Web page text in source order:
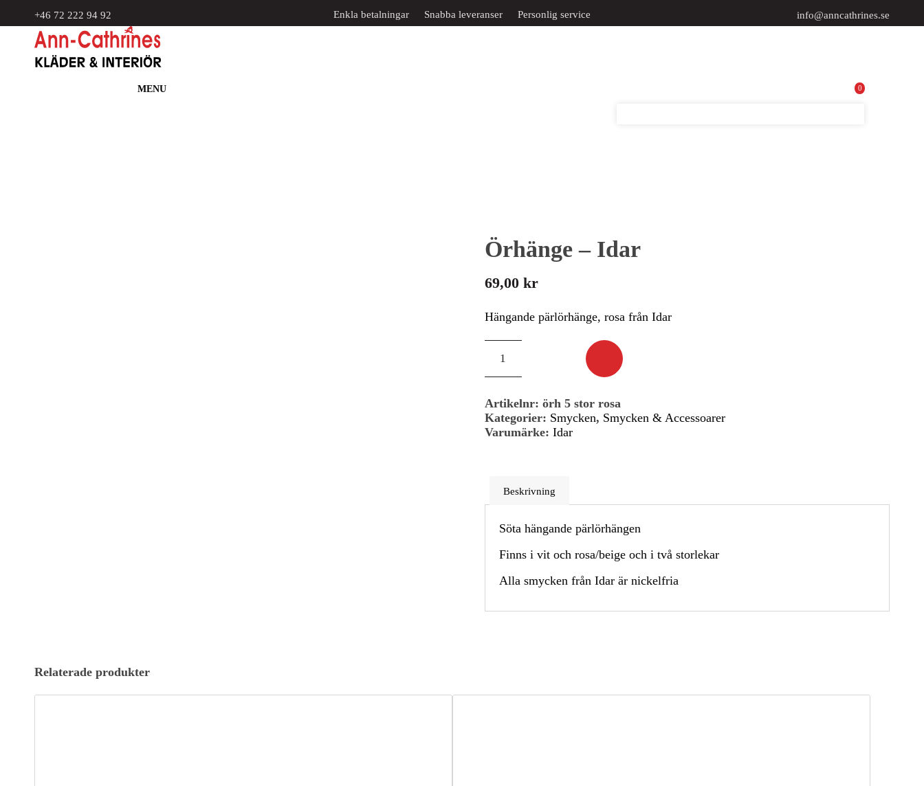
+46 72 222 94 92 Enkla betalningar Snabba leveranser Personlig service info@anncathrines.se
MENU 0
Örhänge – Idar
69,00 kr
Hängande pärlörhänge, rosa från Idar
Artikelnr: örh 5 stor rosa
Kategorier: Smycken, Smycken & Accessoarer
Varumärke: Idar
Beskrivning
Söta hängande pärlörhängen
Finns i vit och rosa/beige och i två storlekar
Alla smycken från Idar är nickelfria
Relaterade produkter